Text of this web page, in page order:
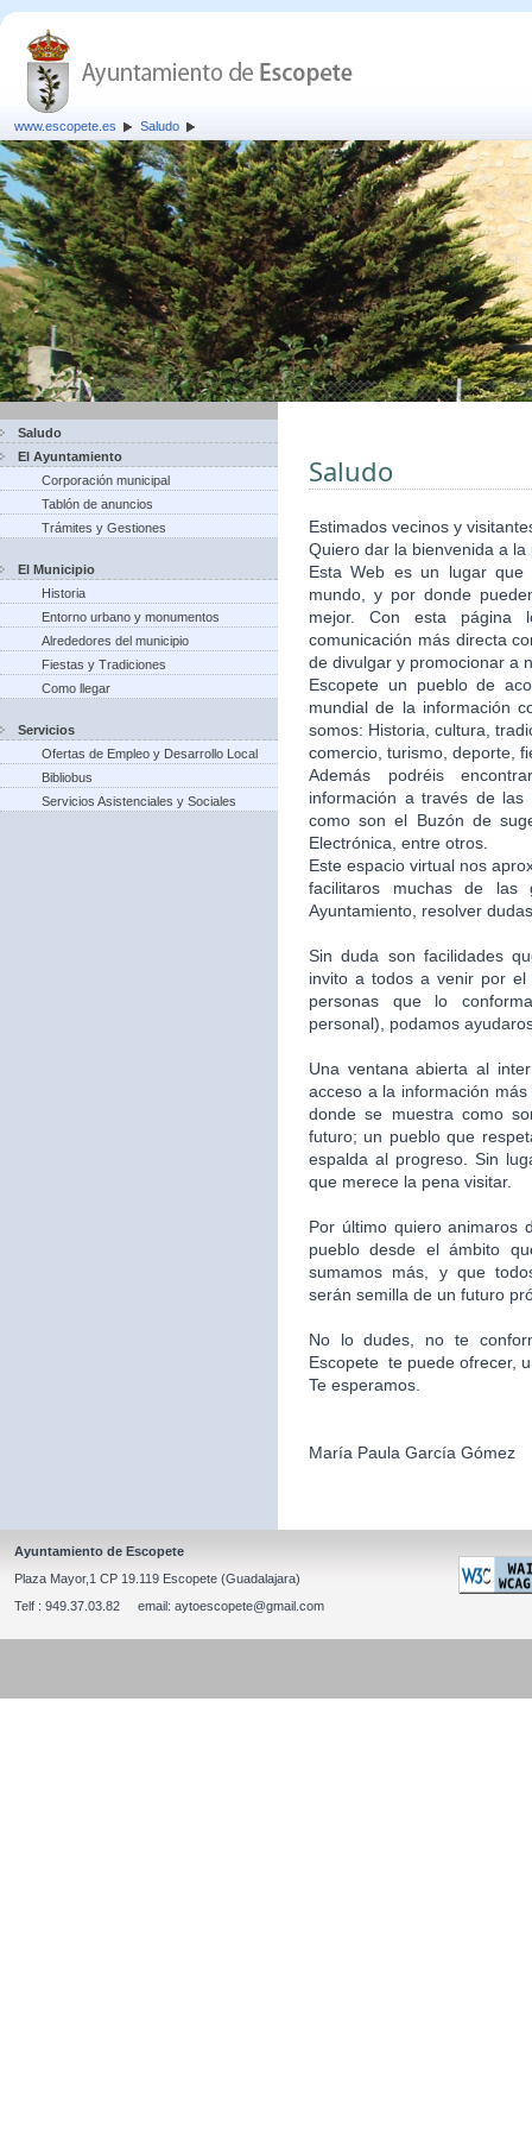
www.escopete.es Saludo
Saludo
El Ayuntamiento
Corporación municipal
Tablón de anuncios
Trámites y Gestiones
El Municipio
Historia
Entorno urbano y monumentos
Alrededores del municipio
Fiestas y Tradiciones
Como llegar
Servicios
Ofertas de Empleo y Desarrollo Local
Bibliobus
Servicios Asistenciales y Sociales
Saludo
Estimados vecinos y
Quiero dar la bienvenida a
Esta Web es un lugar
mundo, y por donde
mejor. Con esta página
comunicación más directa
de divulgar y promocionar a
Escopete un pueblo de
mundial de la información
somos: Historia, cultura,
comercio, turismo, deporte,
Además podréis
información a través de
como son el Buzón de
Electrónica, entre otros.
Este espacio virtual nos
facilitaros muchas de
Ayuntamiento, resolver
Sin duda son facilidades
invito a todos a venir por
personas que lo
personal), podamos
Una ventana abierta al
acceso a la información
donde se muestra como
futuro; un pueblo que
espalda al progreso. Sin
que merece la pena visitar.
Por último quiero animaros
pueblo desde el ámbito
sumamos más, y que
serán semilla de un futuro
No lo dudes, no te
Escopete te puede ofrecer,
Te esperamos.
María Paula García Gómez
Ayuntamiento de Escopete
Plaza Mayor,1 CP 19.119 Escopete (Guadalajara)
Telf : 949.37.03.82 email: aytoescopete@gmail.com